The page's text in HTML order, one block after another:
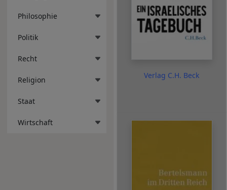
Philosophie
Politik
Recht
Religion
Staat
Wirtschaft
Verlag C.H. Beck